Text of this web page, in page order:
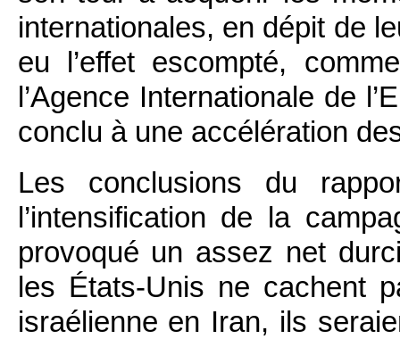
internationales, en dépit de
eu l’effet escompté,
l’Agence Internationale de
conclu à une accélération
Les conclusions du
l’intensification de la
provoqué un assez net
les États-Unis ne cachent
israélienne en Iran, ils